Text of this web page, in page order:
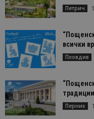
Петрич
всички
Пловдив
Перник